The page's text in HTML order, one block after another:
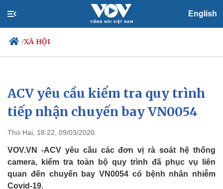
English
/XÃ HỘI
Chính trị
Đảng
Tổ chức nhân sự
Nhận diện sự thật
Xã hội
Tin 24h
Dự báo thời tiết
Việc làm
Biển đảo
ACV yêu cầu kiểm tra quy trình
tiếp nhận chuyến bay VN0054
Thứ Hai, 18:22, 09/03/2020
VOV.VN -ACV yêu cầu các đơn vị rà soát hệ thống
camera, kiểm tra toàn bộ quy trình đã phục vụ liên
quan đến chuyến bay VN0054 có bệnh nhân nhiễm
Covid-19.